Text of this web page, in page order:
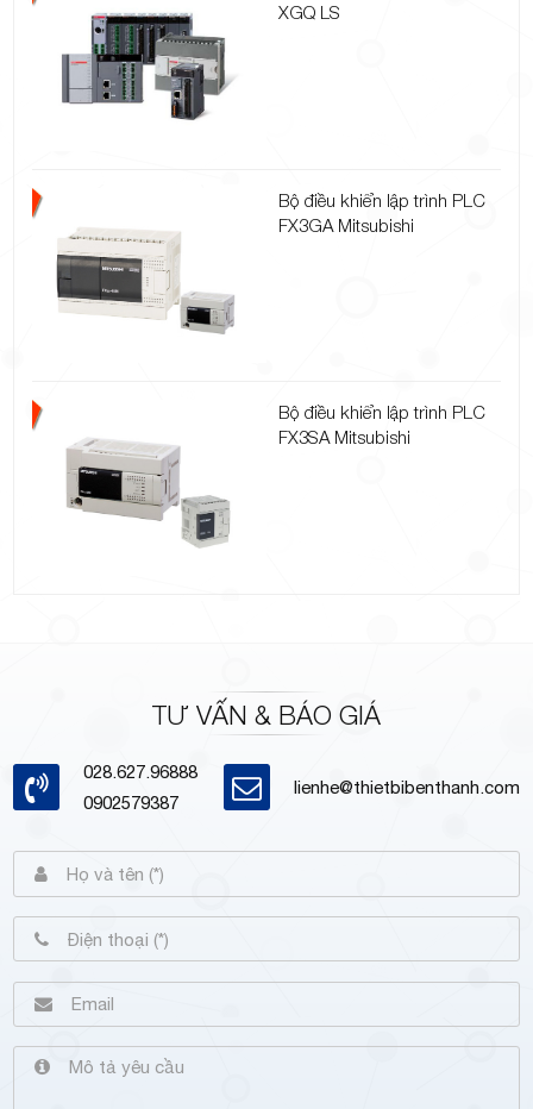
XGQ LS
Bộ điều khiển lập trình PLC
FX3GA Mitsubishi
Bộ điều khiển lập trình PLC
FX3SA Mitsubishi
TƯ VẤN & BÁO GIÁ
028.627.96888
0902579387
lienhe@thietbibenthanh.com